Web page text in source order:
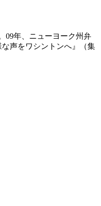
09年、ニューヨーク州弁
声をワシントンへ』（集